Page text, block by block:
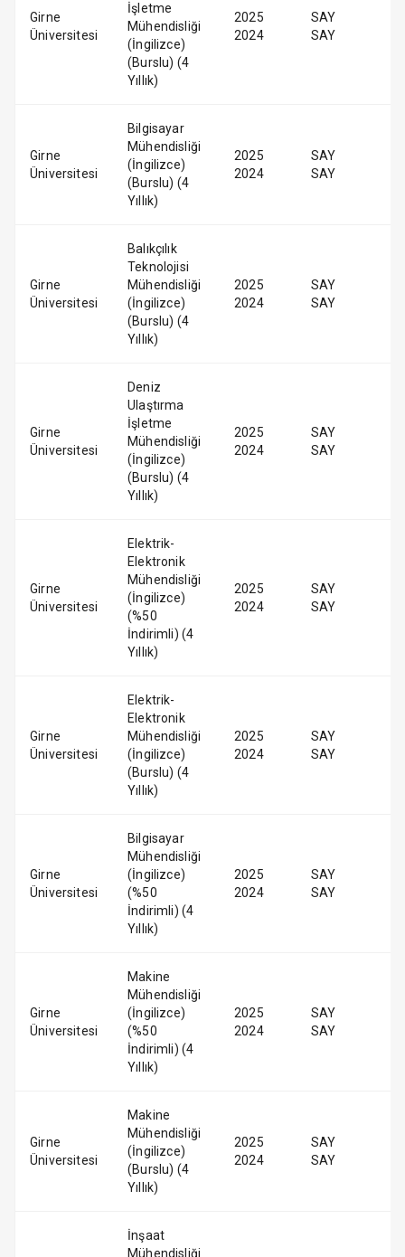
Girne
Üniversitesi
İşletme
Mühendisliği
(İngilizce)
(Burslu) (4
Yıllık)
2025
2024
SAY
SAY
Girne
Üniversitesi
Bilgisayar
Mühendisliği
(İngilizce)
(Burslu) (4
Yıllık)
2025
2024
SAY
SAY
Girne
Üniversitesi
Balıkçılık
Teknolojisi
Mühendisliği
(İngilizce)
(Burslu) (4
Yıllık)
2025
2024
SAY
SAY
Girne
Üniversitesi
Deniz
Ulaştırma
İşletme
Mühendisliği
(İngilizce)
(Burslu) (4
Yıllık)
2025
2024
SAY
SAY
Girne
Üniversitesi
Elektrik-
Elektronik
Mühendisliği
(İngilizce)
(%50
İndirimli) (4
Yıllık)
2025
2024
SAY
SAY
Girne
Üniversitesi
Elektrik-
Elektronik
Mühendisliği
(İngilizce)
(Burslu) (4
Yıllık)
2025
2024
SAY
SAY
Girne
Üniversitesi
Bilgisayar
Mühendisliği
(İngilizce)
(%50
İndirimli) (4
Yıllık)
2025
2024
SAY
SAY
Girne
Üniversitesi
Makine
Mühendisliği
(İngilizce)
(%50
İndirimli) (4
Yıllık)
2025
2024
SAY
SAY
Girne
Üniversitesi
Makine
Mühendisliği
(İngilizce)
(Burslu) (4
Yıllık)
2025
2024
SAY
SAY
İnşaat
Mühendisliği